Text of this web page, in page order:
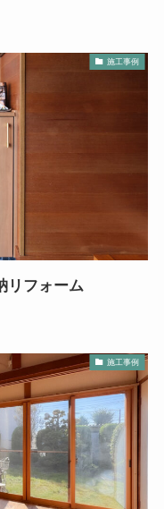
施工事例
リフォーム
施工事例